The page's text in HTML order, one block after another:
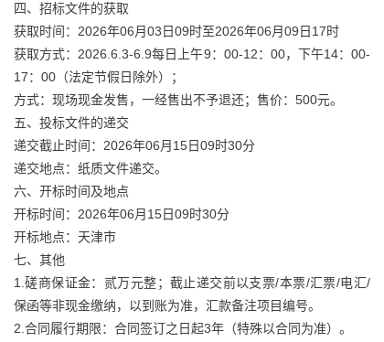
四、招标文件的获取
获取时间：2026年06月03日09时至2026年06月09日17时
获取方式：2026.6.3-6.9每日上午9：00-12：00，下午14：00-
17：00（法定节假日除外）；
方式：现场现金发售，一经售出不予退还；售价：500元。
五、投标文件的递交
递交截止时间：2026年06月15日09时30分
递交地点：纸质文件递交。
六、开标时间及地点
开标时间：2026年06月15日09时30分
开标地点：天津市
七、其他
1.磋商保证金：贰万元整；截止递交前以支票/本票/汇票/电汇/
保函等非现金缴纳，以到账为准，汇款备注项目编号。
2.合同履行期限：合同签订之日起3年（特殊以合同为准）。